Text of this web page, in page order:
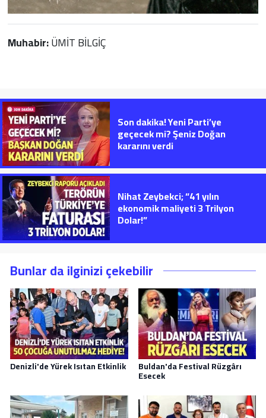
Muhabir:ÜMİT BİLGİÇ
Son dakika! Yeni Parti’ye
geçecek mi? Şeniz Doğan
kararını verdi
Nihat Zeybekci; “41 yılın
ekonomik maliyeti 3 Trilyon
Dolar!”
Bunlar da ilginizi çekebilir
Denizli'de Yürek Isıtan Etkinlik Buldan'da Festival Rüzgârı
Esecek